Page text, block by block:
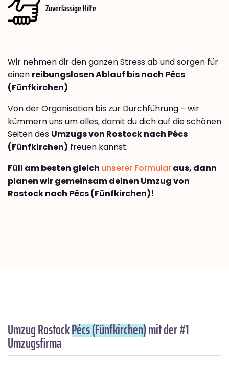
Zuverlässige Hilfe
Wir nehmen dir den ganzen Stress ab und sorgen für
einen reibungslosen Ablauf bis nach Pécs
(Fünfkirchen)
Von der Organisation bis zur Durchführung – wir
kümmern uns um alles, damit du dich auf die schönen
Seiten des Umzugs von Rostock nach Pécs
(Fünfkirchen) freuen kannst.
Füll am besten gleich unserer Formularaus, dann
planen wir gemeinsam deinen Umzug von
Rostock nach Pécs (Fünfkirchen)!
Umzug RostockPécs (Fünfkirchen)mit der #1
Umzugsfirma